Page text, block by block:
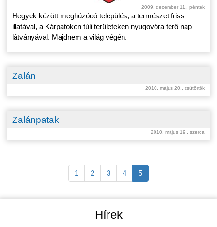
2009. december 11., péntek
Hegyek között meghúzódó település, a természet friss
illatával, a Kárpátokon túli területeken nyugovóra térő nap
látványával. Majdnem a világ végén.
Zalán
2010. május 20., csütörtök
Zalánpatak
2010. május 19., szerda
1 2 3 4 5
Hírek